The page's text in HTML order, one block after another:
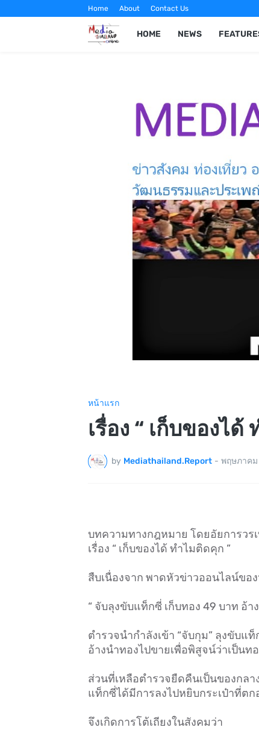
Home About Contact Us
HOME NEWS
หน้าแรก
เรื่อง “ เก็บของไ
by Mediathailand.Report - พฤษภาคม
บทความทางกฎหมาย โดยอัยการวร
เรื่อง “ เก็บของได้ ทำไมติดคุก ”
สืบเนื่องจาก พาดหัวข่าวออนไลน์ขอ
“ จับลุงขับแท็กซี่ เก็บทอง 49 บาท อ้า
ตำรวจนำกำลังเข้า “จับกุม” ลุงขับแ
อ้างนำทองไปขายเพื่อพิสูจน์ว่าเป็นท
ส่วนที่เหลือตำรวจยืดคืนเป็นของกล
แท็กซี่ได้มีการลงไปหยิบกระเป๋าที่ต
จึงเกิดการโต้เถียงในสังคมว่า